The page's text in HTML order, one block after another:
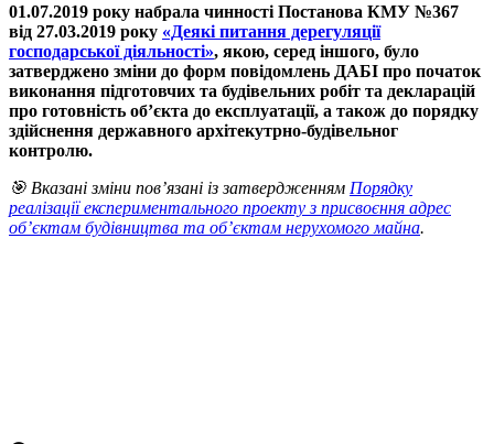
01.07.2019 року набрала чинності Постанова КМУ №367
від 27.03.2019 року «Деякі питання дерегуляції
господарської діяльності», якою, серед іншого, було
затверджено зміни до форм повідомлень ДАБІ про початок
виконання підготовчих та будівельних робіт та декларацій
про готовність об’єкта до експлуатації, а також до порядку
здійснення державного архітекутрно-будівельног
контролю.
🎯 Вказані зміни пов’язані із затвердженням Порядку
реалізації експериментального проекту з присвоєння адрес
об’єктам будівництва та об’єктам нерухомого майна.